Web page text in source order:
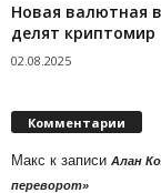
Новая валютная
делят криптомир
02.08.2025
Комментарии
Макс к записи Алан
переворот»